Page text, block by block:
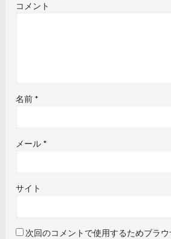
コメント
名前 *
メール *
サイト
次回のコメントで使用するためブラ